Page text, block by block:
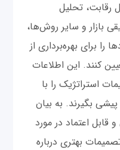
رقابت، تحلیل
بازار و سایر روش‌ها،
را برای بهره‌برداری از
کنند. این اطلاعات
استراتژیک را با
پیشی بگیرند. به بیان
قابل اعتماد در مورد
بهتری درباره